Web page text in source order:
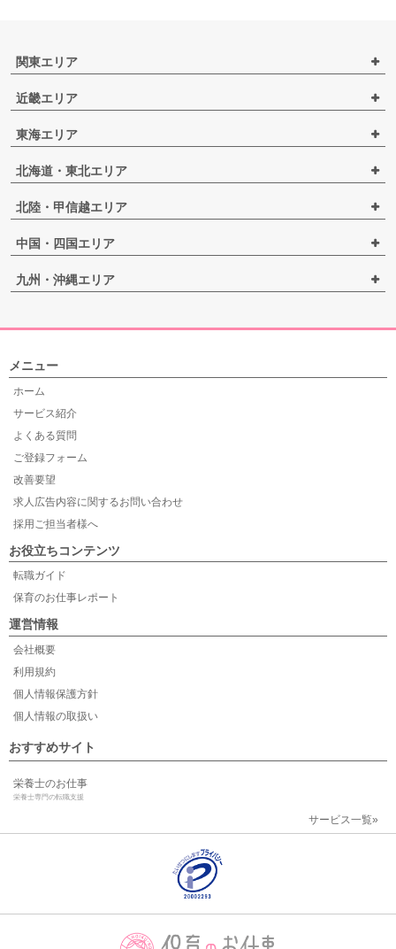
関東エリア
近畿エリア
東海エリア
北海道・東北エリア
北陸・甲信越エリア
中国・四国エリア
九州・沖縄エリア
メニュー
ホーム
サービス紹介
よくある質問
ご登録フォーム
改善要望
求人広告内容に関するお問い合わせ
採用ご担当者様へ
お役立ちコンテンツ
転職ガイド
保育のお仕事レポート
運営情報
会社概要
利用規約
個人情報保護方針
個人情報の取扱い
おすすめサイト
栄養士のお仕事
栄養士専門の転職支援
サービス一覧»